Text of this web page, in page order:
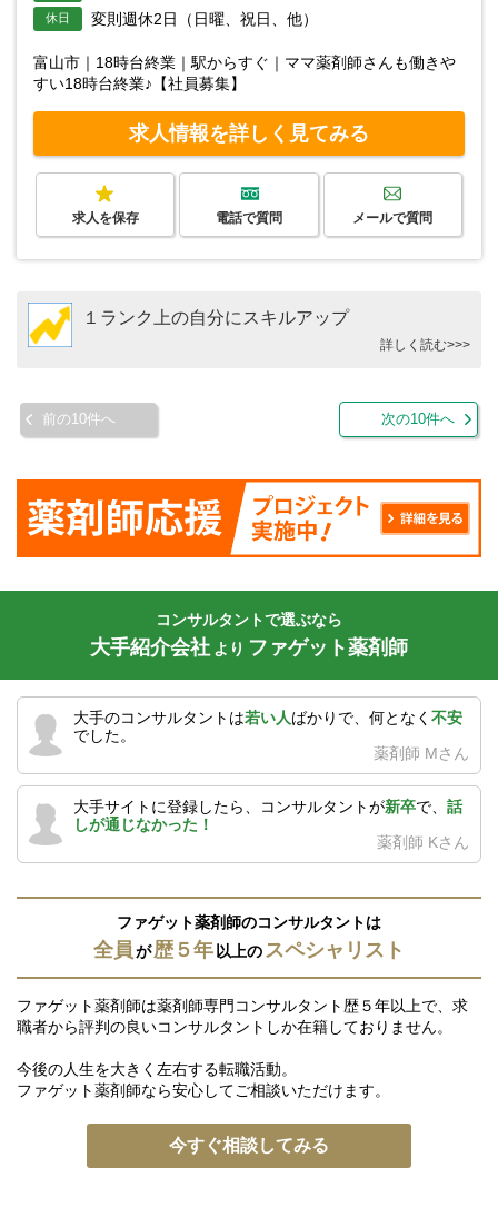
休日 変則週休2日（日曜、祝日、他）
富山市｜18時台終業｜駅からすぐ｜ママ薬剤師さんも働きや
すい18時台終業♪【社員募集】
求人情報を詳しく見てみる
求人を保存 電話で質問 メールで質問
１ランク上の自分にスキルアップ
詳しく読む>>>
前の10件へ 次の10件へ
コンサルタントで選ぶなら
大手紹介会社 より ファゲット薬剤師
大手のコンサルタントは若い人ばかりで、何となく 不安
でした。
薬剤師 Mさん
大手サイトに登録したら、コンサルタントが新卒で、 話
しが通じなかった！
薬剤師 Kさん
ファゲット薬剤師のコンサルタントは
全員が歴５年以上のスペシャリスト
ファゲット薬剤師は薬剤師専門コンサルタント歴５年以上で、求
職者から評判の良いコンサルタントしか在籍しておりません。
今後の人生を大きく左右する転職活動。
ファゲット薬剤師なら安心してご相談いただけます。
今すぐ相談してみる